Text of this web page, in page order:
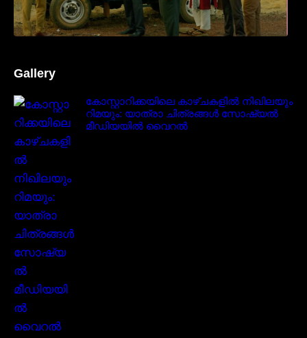
Gallery
കോസ്റ്റാറിക്കയിലെ കാഴ്ചകളിൽ നിഖിലയും
റിമയും: യാത്രാ ചിത്രങ്ങൾ സോഷ്യൽ
മീഡിയയിൽ വൈറൽ